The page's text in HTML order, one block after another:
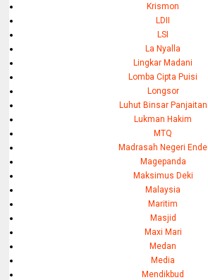
Krismon
LDII
LSI
La Nyalla
Lingkar Madani
Lomba Cipta Puisi
Longsor
Luhut Binsar Panjaitan
Lukman Hakim
MTQ
Madrasah Negeri Ende
Magepanda
Maksimus Deki
Malaysia
Maritim
Masjid
Maxi Mari
Medan
Media
Mendikbud